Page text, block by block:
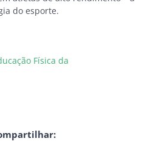
do esporte.
Física da